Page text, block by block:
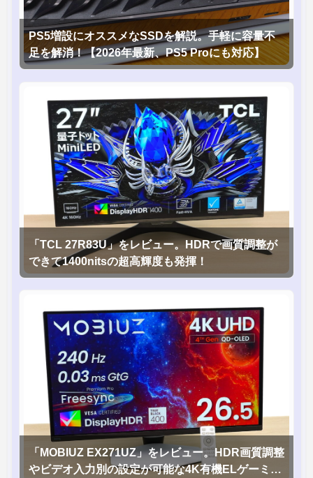
PS5増設にオススメなSSDを解説。手軽に容量不
足を解消！【2026年最新、PS5 Proにも対応】
「TCL 27R83U」をレビュー。HDRで画質調整が
できて1400nitsの超高輝度も発揮！
「MOBIUZ EX271UZ」をレビュー。HDR画質調整
やビデオ入力別の設定が可能な4K有機ELゲーミン